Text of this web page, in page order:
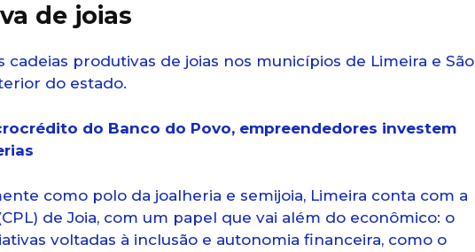
de joias
cadeias produtivas de joias nos municípios de Limeira e São
do estado.
do Banco do Povo, empreendedores investem
como polo da joalheria e semijoia, Limeira conta com a
de Joia, com um papel que vai além do econômico: o
voltadas à inclusão e autonomia financeira, como o